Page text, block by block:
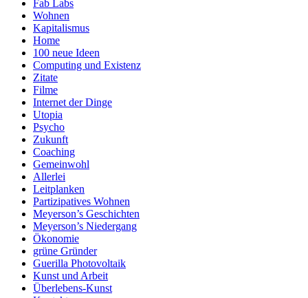
Fab Labs
Wohnen
Kapitalismus
Home
100 neue Ideen
Computing und Existenz
Zitate
Filme
Internet der Dinge
Utopia
Psycho
Zukunft
Coaching
Gemeinwohl
Allerlei
Leitplanken
Partizipatives Wohnen
Meyerson’s Geschichten
Meyerson’s Niedergang
Ökonomie
grüne Gründer
Guerilla Photovoltaik
Kunst und Arbeit
Überlebens-Kunst